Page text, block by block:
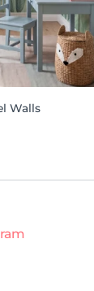
Walls